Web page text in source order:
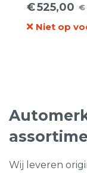
€
prijs
€525,00
Huidige
prijs
Niet op
Wij leveren